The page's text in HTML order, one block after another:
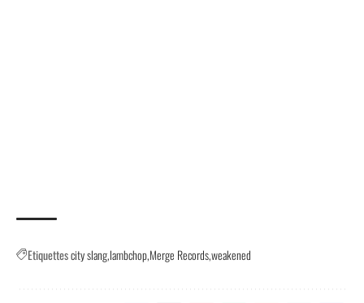
Etiquettescity slanglambchopMerge Recordsweakened